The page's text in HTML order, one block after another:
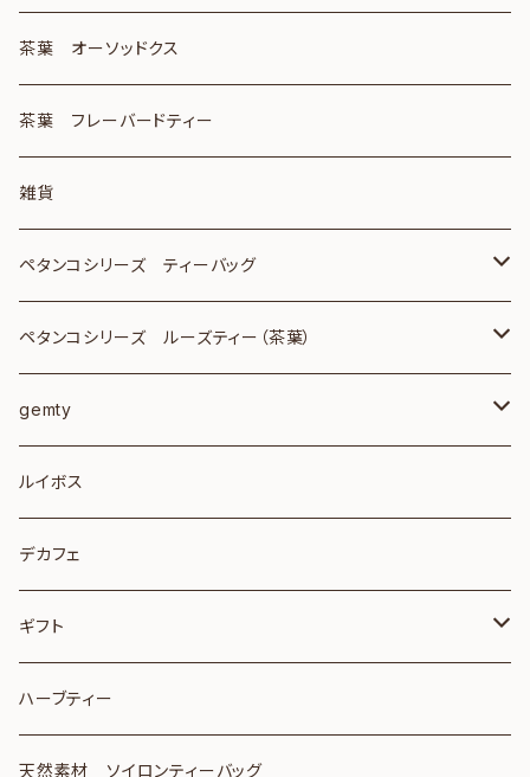
茶葉 オーソッドクス
茶葉 フレーバードティー
雑貨
ペタンコシリーズ ティーバッグ
ｽﾏｰﾄﾚﾀｰティーバッグ8個入り 2個
ｽﾏｰﾄﾚﾀｰ210円 ティーバッグ25個入り
1個
レターパックライト 430円
ティーバッグ8個入り 6個
ティーバッグ8個入りと25個入り
レターパックライト ティーバッグ6個入り
レターパックライト ティーバッグ6個入り3個と25個入り1個
レターパックライト ティーバッグ25個入り 2個
レターパックライト TB25×1個＋8個1個
ペタンコシリーズ ルーズティー（茶葉）
ジャワ100ｇ＆ｽﾏｰﾄﾚﾀｰ
gemty
birthstone tea
crystal tea
ルイボス
デカフェ
ギフト
ティーバッグ1個入り個包装
ティーバッグ1個入り 6種送料込み
ハッピー青い鳥セット
ハーブティー
天然素材 ソイロンティーバッグ